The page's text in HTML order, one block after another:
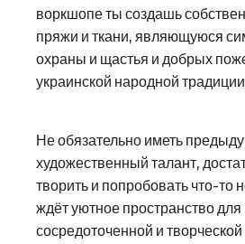
воркшопе ты создашь
пряжи и ткани, являющуюся
охраны и щастья и добрых
украинской народной
Не обязательно иметь
художественный талант,
творить и попробовать что-то
ждёт уютное пространство для
сосредоточенной и